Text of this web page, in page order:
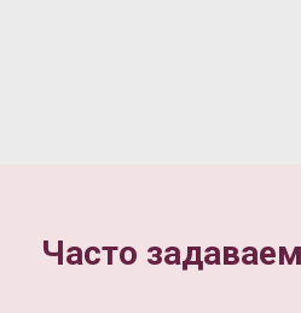
Часто